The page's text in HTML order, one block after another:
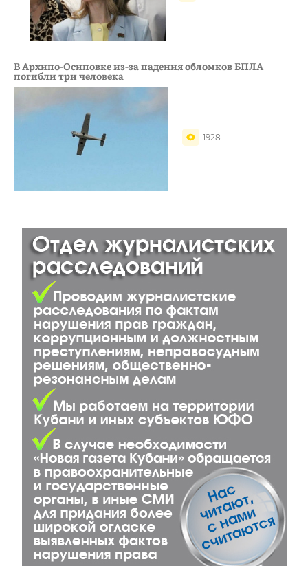
В Архипо-Осиповке из-за падения обломков БПЛА
погибли три человека
1928